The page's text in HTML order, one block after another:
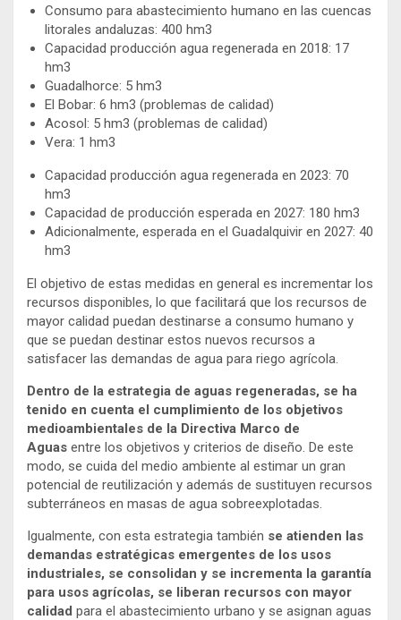
Consumo para abastecimiento humano en las cuencas
litorales andaluzas: 400 hm3
Capacidad producción agua regenerada en 2018: 17
hm3
Guadalhorce: 5 hm3
El Bobar: 6 hm3 (problemas de calidad)
Acosol: 5 hm3 (problemas de calidad)
Vera: 1 hm3
Capacidad producción agua regenerada en 2023: 70
hm3
Capacidad de producción esperada en 2027: 180 hm3
Adicionalmente, esperada en el Guadalquivir en 2027: 40
hm3
El objetivo de estas medidas en general es incrementar los
recursos disponibles, lo que facilitará que los recursos de
mayor calidad puedan destinarse a consumo humano y
que se puedan destinar estos nuevos recursos a
satisfacer las demandas de agua para riego agrícola.
Dentro de la estrategia de aguas regeneradas, se ha
tenido en cuenta el cumplimiento de los objetivos
medioambientales de la Directiva Marco de
Aguas entre los objetivos y criterios de diseño. De este
modo, se cuida del medio ambiente al estimar un gran
potencial de reutilización y además de sustituyen recursos
subterráneos en masas de agua sobreexplotadas.
Igualmente, con esta estrategia también se atienden las
demandas estratégicas emergentes de los usos
industriales, se consolidan y se incrementa la garantía
para usos agrícolas, se liberan recursos con mayor
calidad para el abastecimiento urbano y se asignan aguas